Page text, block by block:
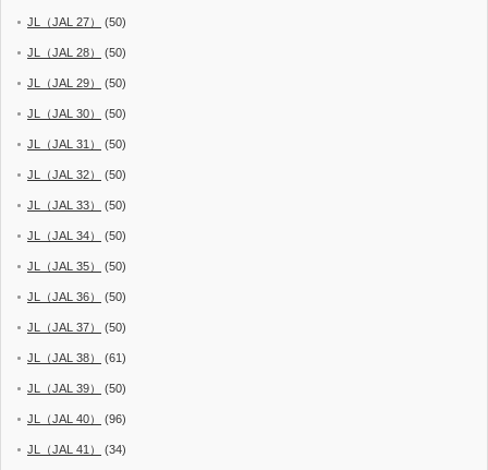
JL（JAL 27） (50)
JL（JAL 28） (50)
JL（JAL 29） (50)
JL（JAL 30） (50)
JL（JAL 31） (50)
JL（JAL 32） (50)
JL（JAL 33） (50)
JL（JAL 34） (50)
JL（JAL 35） (50)
JL（JAL 36） (50)
JL（JAL 37） (50)
JL（JAL 38） (61)
JL（JAL 39） (50)
JL（JAL 40） (96)
JL（JAL 41） (34)